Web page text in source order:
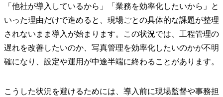
「他社が導入しているから」「業務を効率化したいから」と
いった理由だけで進めると、現場ごとの具体的な課題が整理
されないまま導入が始まります。この状況では、工程管理の
遅れを改善したいのか、写真管理を効率化したいのかが不明
確になり、設定や運用が中途半端に終わることがあります。
こうした状況を避けるためには、導入前に現場監督や事務担